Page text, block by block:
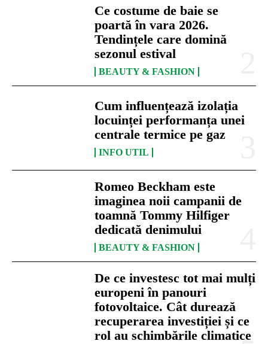
Ce costume de baie se
poartă în vara 2026.
Tendințele care domină
sezonul estival
BEAUTY & FASHION
Cum influențează izolația
locuinței performanța unei
centrale termice pe gaz
INFO UTIL
Romeo Beckham este
imaginea noii campanii de
toamnă Tommy Hilfiger
dedicată denimului
BEAUTY & FASHION
De ce investesc tot mai mulți
europeni în panouri
fotovoltaice. Cât durează
recuperarea investiției și ce
rol au schimbările climatice